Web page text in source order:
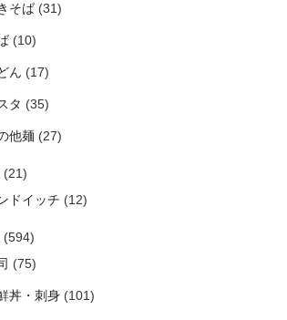
そば(31)
(10)
ん (17)
タ (35)
他麺(27)
(21)
ドイッチ (12)
(594)
(75)
丼・刺身(101)